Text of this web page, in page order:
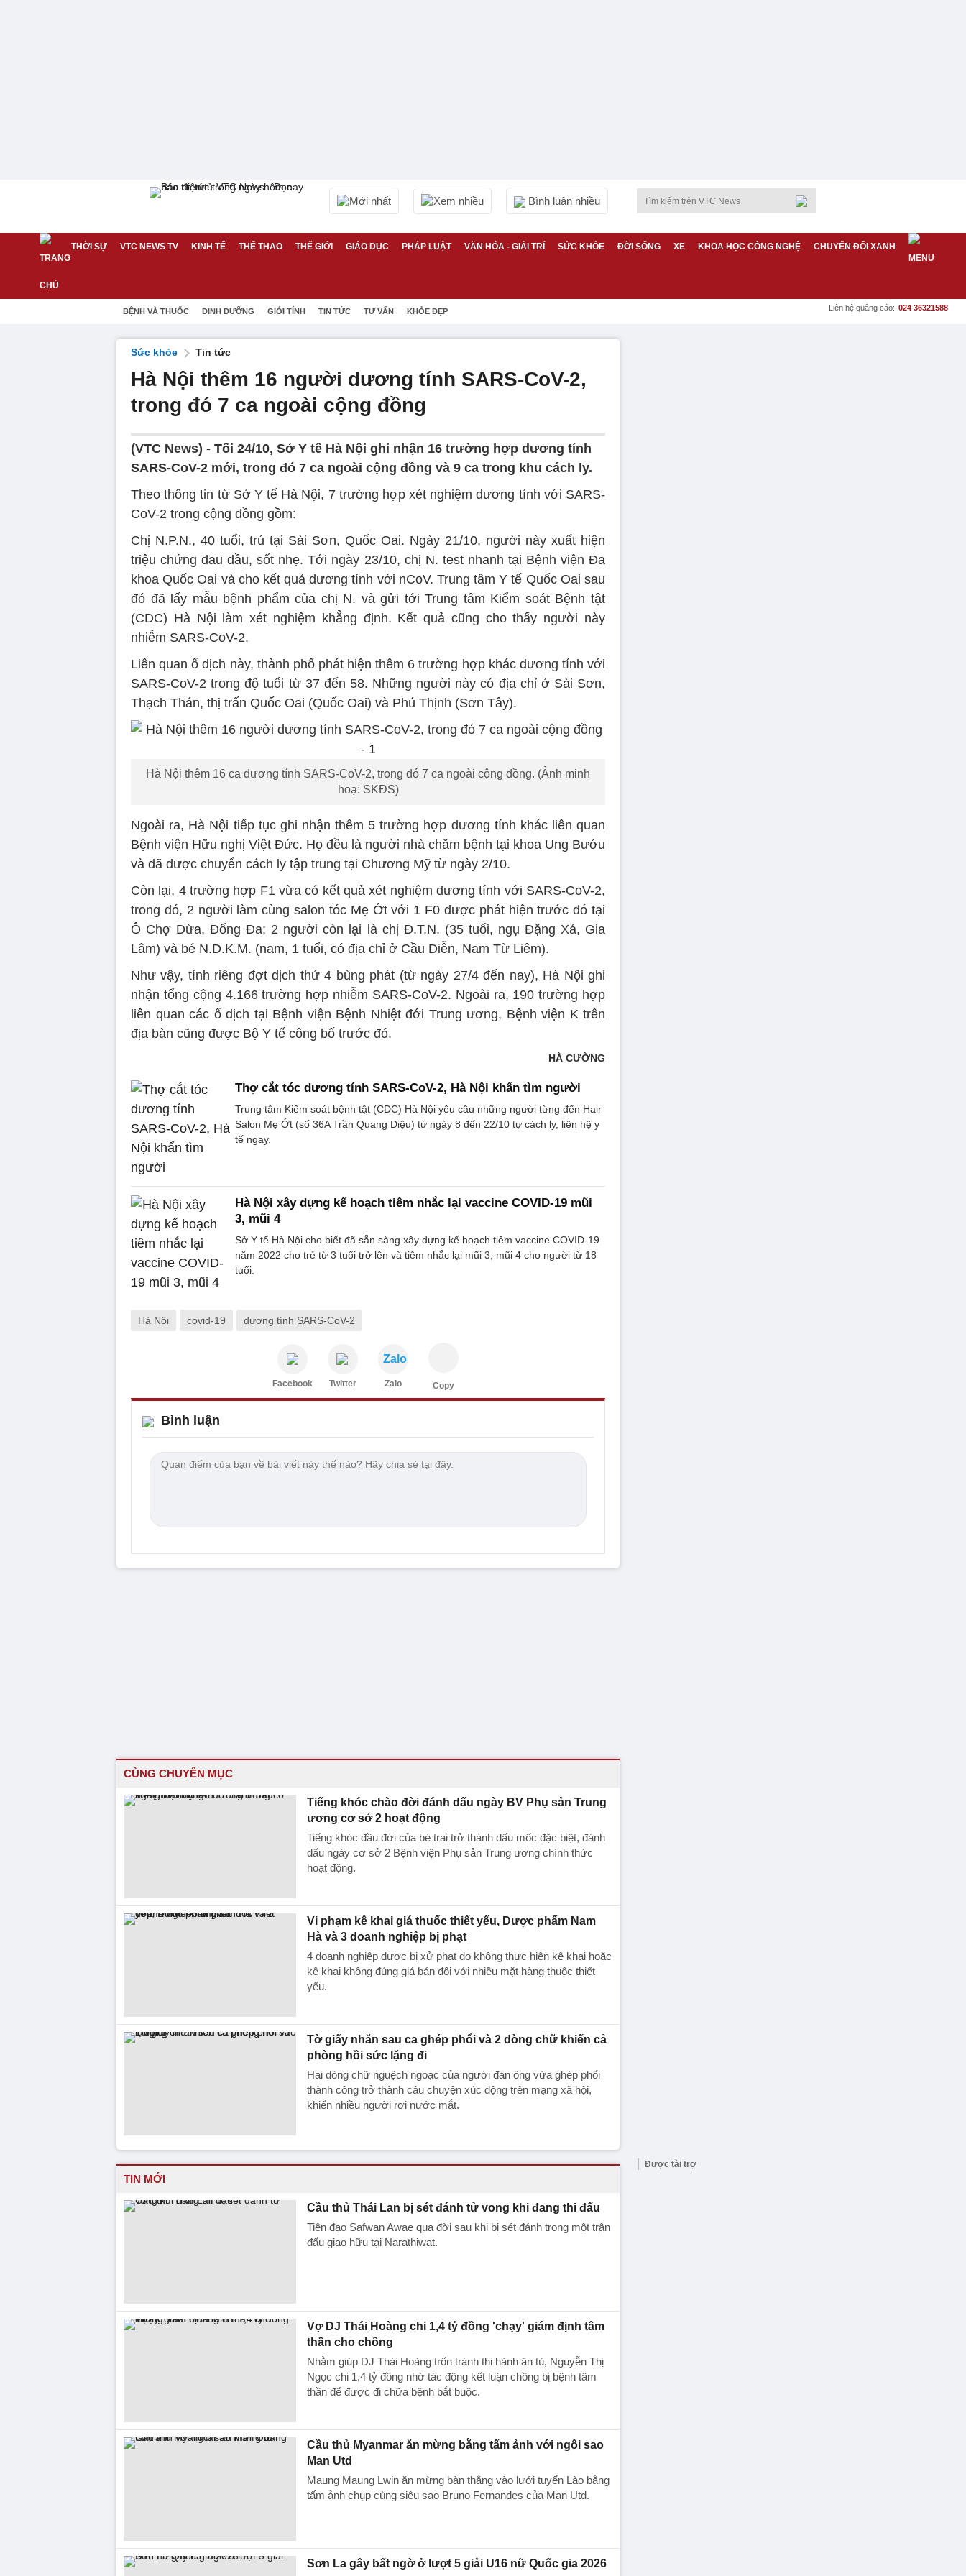
Mới nhất Xem nhiều Bình luận nhiều
THỜI SỰ VTC NEWS TV KINH TẾ THỂ THAO THẾ GIỚI GIÁO DỤC PHÁP LUẬT VĂN HÓA - GIẢI TRÍ SỨC KHỎE ĐỜI SỐNG XE KHOA HỌC CÔNG NGHỆ CHUYỂN ĐỔI XANH
BỆNH VÀ THUỐC DINH DƯỠNG GIỚI TÍNH TIN TỨC TƯ VẤN KHỎE ĐẸP Liên hệ quảng cáo: 024 36321588
Sức khỏe Tin tức
Hà Nội thêm 16 người dương tính SARS-CoV-2,
trong đó 7 ca ngoài cộng đồng
(VTC News) - Tối 24/10, Sở Y tế Hà Nội ghi nhận 16 trường hợp dương tính
SARS-CoV-2 mới, trong đó 7 ca ngoài cộng đồng và 9 ca trong khu cách ly.
Theo thông tin từ Sở Y tế Hà Nội, 7 trường hợp xét nghiệm dương tính với SARS-
CoV-2 trong cộng đồng gồm:
Chị N.P.N., 40 tuổi, trú tại Sài Sơn, Quốc Oai. Ngày 21/10, người này xuất hiện
triệu chứng đau đầu, sốt nhẹ. Tới ngày 23/10, chị N. test nhanh tại Bệnh viện Đa
khoa Quốc Oai và cho kết quả dương tính với nCoV. Trung tâm Y tế Quốc Oai sau
đó đã lấy mẫu bệnh phẩm của chị N. và gửi tới Trung tâm Kiểm soát Bệnh tật
(CDC) Hà Nội làm xét nghiệm khẳng định. Kết quả cũng cho thấy người này
nhiễm SARS-CoV-2.
Liên quan ổ dịch này, thành phố phát hiện thêm 6 trường hợp khác dương tính với
SARS-CoV-2 trong độ tuổi từ 37 đến 58. Những người này có địa chỉ ở Sài Sơn,
Thạch Thán, thị trấn Quốc Oai (Quốc Oai) và Phú Thịnh (Sơn Tây).
Hà Nội thêm 16 ca dương tính SARS-CoV-2, trong đó 7 ca ngoài cộng đồng. (Ảnh minh
hoạ: SKĐS)
Ngoài ra, Hà Nội tiếp tục ghi nhận thêm 5 trường hợp dương tính khác liên quan
Bệnh viện Hữu nghị Việt Đức. Họ đều là người nhà chăm bệnh tại khoa Ung Bướu
và đã được chuyển cách ly tập trung tại Chương Mỹ từ ngày 2/10.
Còn lại, 4 trường hợp F1 vừa có kết quả xét nghiệm dương tính với SARS-CoV-2,
trong đó, 2 người làm cùng salon tóc Mẹ Ớt với 1 F0 được phát hiện trước đó tại
Ô Chợ Dừa, Đống Đa; 2 người còn lại là chị Đ.T.N. (35 tuổi, ngụ Đặng Xá, Gia
Lâm) và bé N.D.K.M. (nam, 1 tuổi, có địa chỉ ở Cầu Diễn, Nam Từ Liêm).
Như vậy, tính riêng đợt dịch thứ 4 bùng phát (từ ngày 27/4 đến nay), Hà Nội ghi
nhận tổng cộng 4.166 trường hợp nhiễm SARS-CoV-2. Ngoài ra, 190 trường hợp
liên quan các ổ dịch tại Bệnh viện Bệnh Nhiệt đới Trung ương, Bệnh viện K trên
địa bàn cũng được Bộ Y tế công bố trước đó.
HÀ CƯỜNG
Thợ cắt tóc dương tính SARS-CoV-2, Hà Nội khẩn tìm người
Trung tâm Kiểm soát bệnh tật (CDC) Hà Nội yêu cầu những người từng đến Hair
Salon Mẹ Ớt (số 36A Trần Quang Diệu) từ ngày 8 đến 22/10 tự cách ly, liên hệ y
tế ngay.
Hà Nội xây dựng kế hoạch tiêm nhắc lại vaccine COVID-19 mũi
3, mũi 4
Sở Y tế Hà Nội cho biết đã sẵn sàng xây dựng kế hoạch tiêm vaccine COVID-19
năm 2022 cho trẻ từ 3 tuổi trở lên và tiêm nhắc lại mũi 3, mũi 4 cho người từ 18
tuổi.
Hà Nội covid-19 dương tính SARS-CoV-2
Facebook Twitter
Zalo
Zalo Copy
Bình luận
CÙNG CHUYÊN MỤC
Tiếng khóc chào đời đánh dấu ngày BV Phụ sản Trung
ương cơ sở 2 hoạt động
Tiếng khóc đầu đời của bé trai trở thành dấu mốc đặc biệt, đánh
dấu ngày cơ sở 2 Bệnh viện Phụ sản Trung ương chính thức
hoạt động.
Vi phạm kê khai giá thuốc thiết yếu, Dược phẩm Nam
Hà và 3 doanh nghiệp bị phạt
4 doanh nghiệp dược bị xử phạt do không thực hiện kê khai hoặc
kê khai không đúng giá bán đối với nhiều mặt hàng thuốc thiết
yếu.
Tờ giấy nhăn sau ca ghép phổi và 2 dòng chữ khiến cả
phòng hồi sức lặng đi
Hai dòng chữ nguệch ngoạc của người đàn ông vừa ghép phổi
thành công trở thành câu chuyện xúc động trên mạng xã hội,
khiến nhiều người rơi nước mắt.
TIN MỚI
Cầu thủ Thái Lan bị sét đánh tử vong khi đang thi đấu
Tiên đạo Safwan Awae qua đời sau khi bị sét đánh trong một trận
đấu giao hữu tại Narathiwat.
Vợ DJ Thái Hoàng chi 1,4 tỷ đồng 'chạy' giám định tâm
thần cho chồng
Nhằm giúp DJ Thái Hoàng trốn tránh thi hành án tù, Nguyễn Thị
Ngọc chi 1,4 tỷ đồng nhờ tác động kết luận chồng bị bệnh tâm
thần để được đi chữa bệnh bắt buộc.
Cầu thủ Myanmar ăn mừng bằng tấm ảnh với ngôi sao
Man Utd
Maung Maung Lwin ăn mừng bàn thắng vào lưới tuyển Lào bằng
tấm ảnh chụp cùng siêu sao Bruno Fernandes của Man Utd.
Sơn La gây bất ngờ ở lượt 5 giải U16 nữ Quốc gia 2026
Được tài trợ